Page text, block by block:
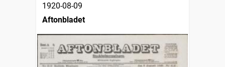
1920-08-09
Aftonbladet